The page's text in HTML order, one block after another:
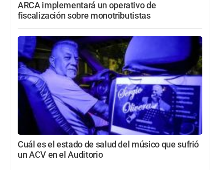
ARCA implementará un operativo de
fiscalización sobre monotributistas
Cuál es el estado de salud del músico que sufrió
un ACV en el Auditorio